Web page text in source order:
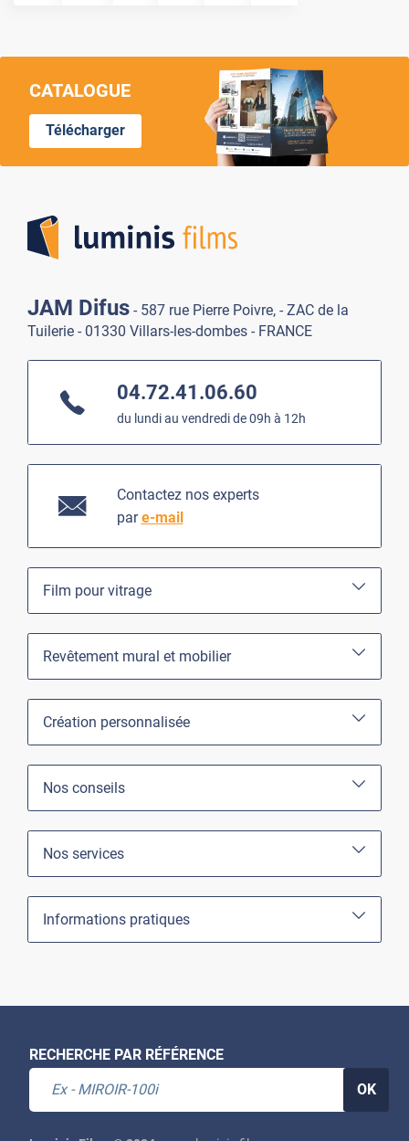
CATALOGUE
Télécharger
JAM Difus - 587 rue Pierre Poivre, - ZAC de la
Tuilerie - 01330 Villars-les-dombes - FRANCE
04.72.41.06.60
du lundi au vendredi de 09h à 12h
Contactez nos experts
pare-mail
Film pour vitrage
Revêtement mural et mobilier
Création personnalisée
Nos conseils
Nos services
Informations pratiques
RECHERCHE PAR RÉFÉRENCE
OK